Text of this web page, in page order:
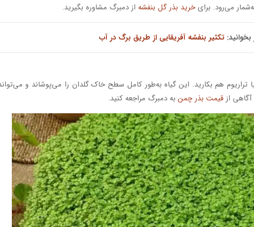
می‌رود. برای خرید بذر گل بنفشه از دمبرگ مشاوره بگیرید.
بخوانید:تکثیر بنفشه آفریقایی از طریق برگ در آب
تراریوم هم بکارید. این گیاه به‌طور کامل سطح خاک گلدان را می‌پوشاند و
از قیمت بذر چمن به دمبرگ مراجعه کنید.